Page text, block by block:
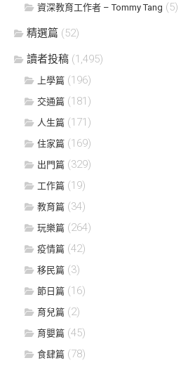
資深教育工作者 – Tommy Tang (5)
精選篇 (52)
讀者投稿 (1,495)
上學篇 (196)
交通篇 (181)
人生篇 (171)
住家篇 (169)
出門篇 (329)
工作篇 (19)
教育篇 (34)
玩樂篇 (264)
疫情篇 (42)
移民篇 (3)
節日篇 (16)
育兒篇 (2)
育嬰篇 (45)
食肆篇 (78)